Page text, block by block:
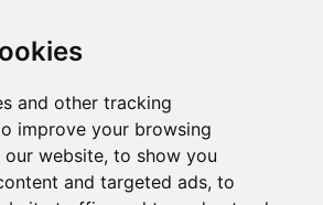
and other tracking
improve your browsing
our website, to show you
and targeted ads, to